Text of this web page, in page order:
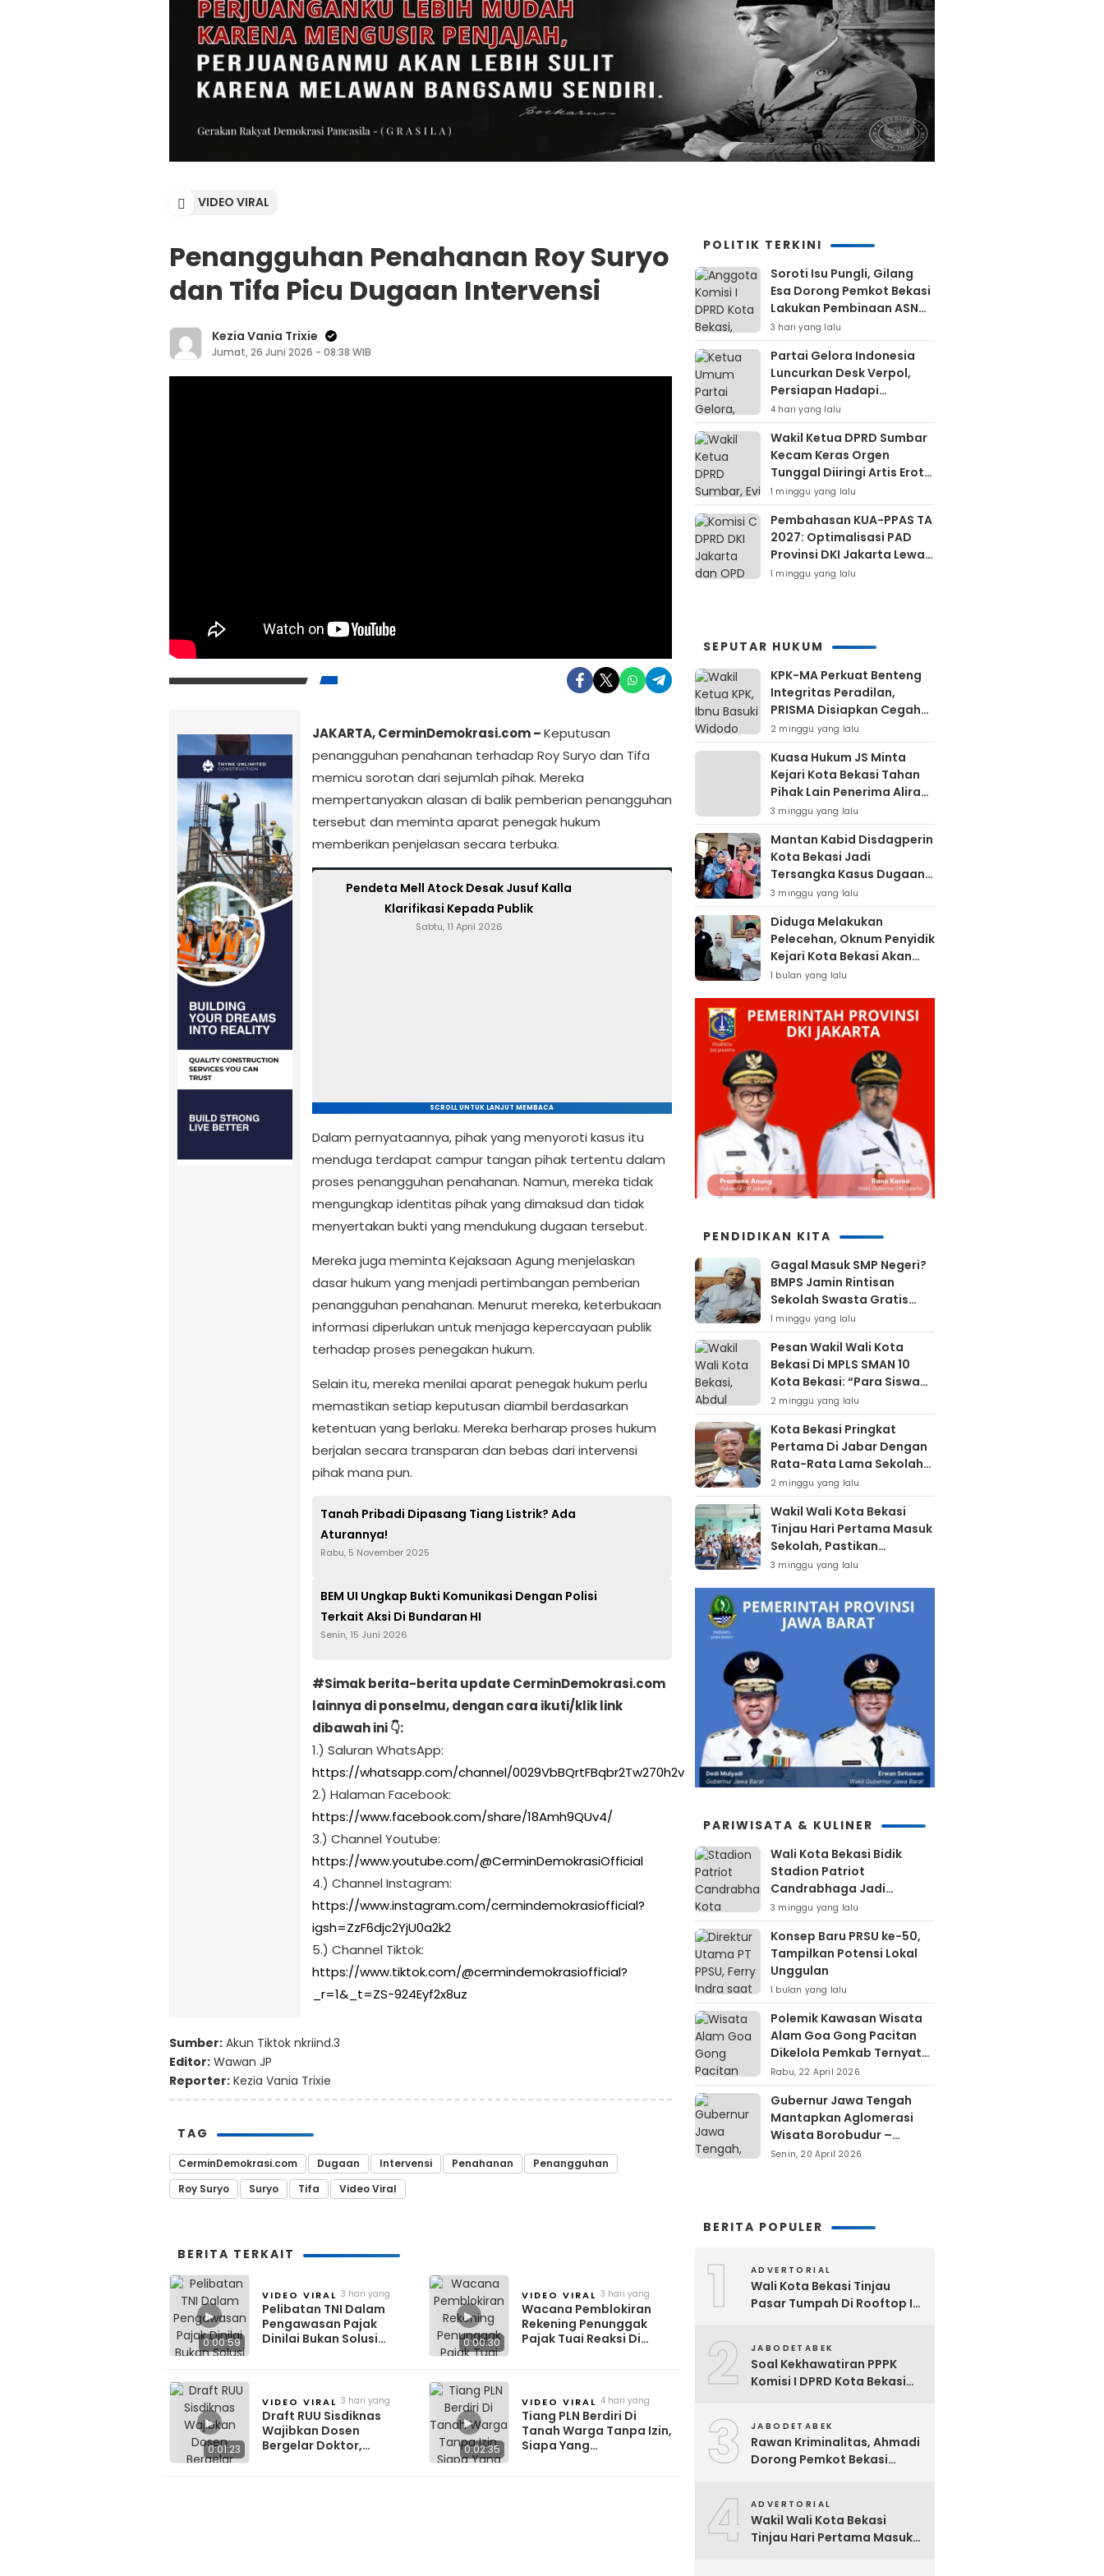
VIDEO VIRAL
Penangguhan Penahanan Roy Suryo
dan Tifa Picu Dugaan Intervensi
Kezia Vania Trixie
Jumat, 26 Juni 2026 - 08:38 WIB
JAKARTA, CerminDemokrasi.com –Keputusan
penangguhan penahanan terhadap Roy Suryo dan Tifa
memicu sorotan dari sejumlah pihak. Mereka
mempertanyakan alasan di balik pemberian penangguhan
tersebut dan meminta aparat penegak hukum
memberikan penjelasan secara terbuka.
SCROLL UNTUK LANJUT MEMBACA
Kunjungi Website Resmi Cermin Demokrasi
Pendeta Mell Atock Desak Jusuf Kalla
Klarifikasi Kepada Publik
Sabtu, 11 April 2026
Dalam pernyataannya, pihak yang menyoroti kasus itu
menduga terdapat campur tangan pihak tertentu dalam
proses penangguhan penahanan. Namun, mereka tidak
mengungkap identitas pihak yang dimaksud dan tidak
menyertakan bukti yang mendukung dugaan tersebut.
Mereka juga meminta Kejaksaan Agung menjelaskan
dasar hukum yang menjadi pertimbangan pemberian
penangguhan penahanan. Menurut mereka, keterbukaan
informasi diperlukan untuk menjaga kepercayaan publik
terhadap proses penegakan hukum.
Selain itu, mereka menilai aparat penegak hukum perlu
memastikan setiap keputusan diambil berdasarkan
ketentuan yang berlaku. Mereka berharap proses hukum
berjalan secara transparan dan bebas dari intervensi
pihak mana pun.
Tanah Pribadi Dipasang Tiang Listrik? Ada
Aturannya!
Rabu, 5 November 2025
BEM UI Ungkap Bukti Komunikasi Dengan Polisi
Terkait Aksi Di Bundaran HI
Senin, 15 Juni 2026
#Simak berita-berita update CerminDemokrasi.com
lainnya di ponselmu, dengan cara ikuti/klik link
dibawah ini 👇:
1.) Saluran WhatsApp:
https://whatsapp.com/channel/0029VbBQrtFBqbr2Tw270h2v
2.) Halaman Facebook:
https://www.facebook.com/share/18Amh9QUv4/
3.) Channel Youtube:
https://www.youtube.com/@CerminDemokrasiOfficial
4.) Channel Instagram:
https://www.instagram.com/cermindemokrasiofficial?
igsh=ZzF6djc2YjU0a2k2
5.) Channel Tiktok:
https://www.tiktok.com/@cermindemokrasiofficial?
_r=1&_t=ZS-924Eyf2x8uz
Sumber: Akun Tiktok nkriind.3
Editor: Wawan JP
Reporter: Kezia Vania Trixie
TAG
CerminDemokrasi.com Dugaan Intervensi Penahanan
Penangguhan
Roy Suryo
Suryo Tifa Video Viral
BERITA TERKAIT
▶
0:00:59
VIDEO VIRAL 3 hari yang
lalu
Pelibatan TNI Dalam
Pengawasan Pajak
Dinilai Bukan Solusi
▶
0:00:30
VIDEO VIRAL 3 hari yang
lalu
Wacana Pemblokiran
Rekening Penunggak
Pajak Tuai Reaksi Di
▶
0:01:23
VIDEO VIRAL 3 hari yang
lalu
Draft RUU Sisdiknas
Wajibkan Dosen
Bergelar Doktor,
▶
0:02:35
VIDEO VIRAL 4 hari yang
lalu
Tiang PLN Berdiri Di
Tanah Warga Tanpa Izin,
Siapa Yang
POLITIK TERKINI
Soroti Isu Pungli, Gilang
Esa Dorong Pemkot Bekasi
Lakukan Pembinaan ASN
Hingga Bentuk Satgas
3 hari yang lalu
Partai Gelora Indonesia
Luncurkan Desk Verpol,
Persiapan Hadapi
Verifikasi KPU Untuk Pemilu
2029
4 hari yang lalu
Wakil Ketua DPRD Sumbar
Kecam Keras Orgen
Tunggal Diiringi Artis Erotis
Di Kuranji
1 minggu yang lalu
Pembahasan KUA-PPAS TA
2027: Optimalisasi PAD
Provinsi DKI Jakarta Lewat
Retribusi Dan Pajak
1 minggu yang lalu
SEPUTAR HUKUM
KPK-MA Perkuat Benteng
Integritas Peradilan,
PRISMA Disiapkan Cegah
Korupsi Sejak Hulu
2 minggu yang lalu
Kuasa Hukum JS Minta
Kejari Kota Bekasi Tahan
Pihak Lain Penerima Aliran
Dana Rp80 Juta
3 minggu yang lalu
Mantan Kabid Disdagperin
Kota Bekasi Jadi
Tersangka Kasus Dugaan
Pungli MCK Pasar
Bantargebang
3 minggu yang lalu
Diduga Melakukan
Pelecehan, Oknum Penyidik
Kejari Kota Bekasi Akan
Dilaporkan
1 bulan yang lalu
PENDIDIKAN KITA
Gagal Masuk SMP Negeri?
BMPS Jamin Rintisan
Sekolah Swasta Gratis
Untuk Masyarakat Kota
Bekasi
1 minggu yang lalu
Pesan Wakil Wali Kota
Bekasi Di MPLS SMAN 10
Kota Bekasi: “Para Siswa
Hindari Perilaku Yang
Bertentangan Dengan
Norma Masyarakat
Maupun Agama”
2 minggu yang lalu
Kota Bekasi Pringkat
Pertama Di Jabar Dengan
Rata-Rata Lama Sekolah
Di Atas 12 Tahun
2 minggu yang lalu
Wakil Wali Kota Bekasi
Tinjau Hari Pertama Masuk
Sekolah, Pastikan
Kesiapan SMP Negeri
2026
3 minggu yang lalu
PARIWISATA & KULINER
Wali Kota Bekasi Bidik
Stadion Patriot
Candrabhaga Jadi
Kawasan Sport City Dan
Sport Tourism
3 minggu yang lalu
Konsep Baru PRSU ke-50,
Tampilkan Potensi Lokal
Unggulan
1 bulan yang lalu
Polemik Kawasan Wisata
Alam Goa Gong Pacitan
Dikelola Pemkab Ternyata
Berdiri Di Atas Lahan Milik
Warga
Rabu, 22 April 2026
Gubernur Jawa Tengah
Mantapkan Aglomerasi
Wisata Borobudur –
Kopeng – Rawa Pening
Senin, 20 April 2026
BERITA POPULER
1 ADVERTORIAL
Wali Kota Bekasi Tinjau
Pasar Tumpah Di Rooftop I
Disiapkan Bertahap
2 JABODETABEK
Soal Kekhawatiran PPPK
Komisi I DPRD Kota Bekasi
3 JABODETABEK
Rawan Kriminalitas, Ahmadi
Dorong Pemkot Bekasi
4 ADVERTORIAL
Wakil Wali Kota Bekasi
Tinjau Hari Pertama Masuk